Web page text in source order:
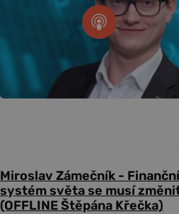
Miroslav Zámečník - Finanční
systém světa se musí
(OFFLINE Štěpána Křečka)